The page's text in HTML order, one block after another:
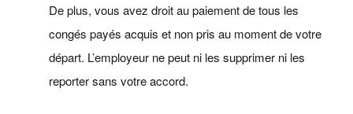
De plus, vous avez droit au paiement de tous les
congés payés acquis et non pris au moment de votre
départ. L’employeur ne peut ni les supprimer ni les
reporter sans votre accord.